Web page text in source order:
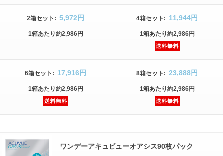
2箱セット : 5,972円
1箱あたり約2,986円
4箱セット : 11,944円
1箱あたり約2,986円
6箱セット : 17,916円
1箱あたり約2,986円
8箱セット : 23,888円
1箱あたり約2,986円
ワンデーアキュビューオアシス90枚パック